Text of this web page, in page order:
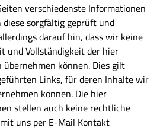
verschiedenste Informationen
sorgfältig geprüft und
darauf hin, dass wir keine
und Vollständigkeit der hier
können. Dies gilt
Links, für deren Inhalte wir
können. Die hier
stellen auch keine rechtliche
uns per E-Mail Kontakt